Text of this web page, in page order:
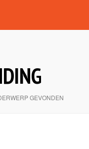
GEVONDEN